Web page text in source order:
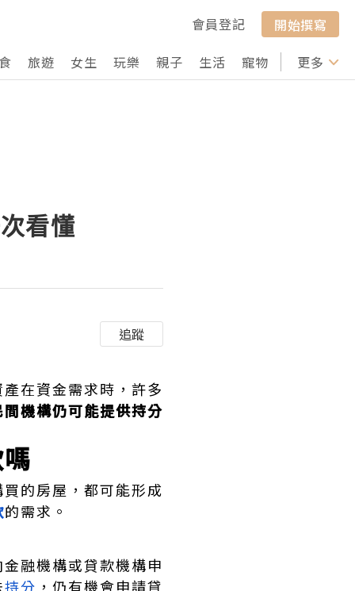
會員登記
開始撰寫
旅遊 女生 玩樂 親子 生活 寵物 行山 打卡
更多
看懂
追蹤
在資金需求時，許多
機構仍可能提供持分
的房屋，都可能形成
的需求。
融機構或貸款機構申
持分 ，仍有機會申請貸